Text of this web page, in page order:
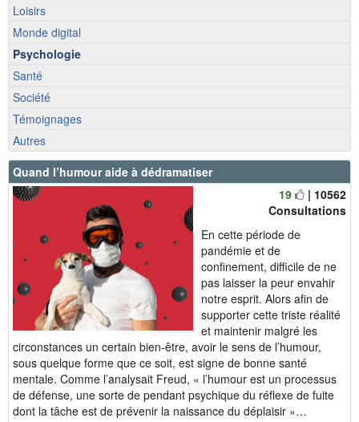
Loisirs
Monde digital
Psychologie
Santé
Société
Témoignages
Autres
Quand l’humour aide à dédramatiser
19
| 10562
Consultations
En cette période de
pandémie et de
confinement, difficile de ne
pas laisser la peur envahir
notre esprit. Alors afin de
supporter cette triste réalité
et maintenir malgré les
circonstances un certain bien-être, avoir le sens de l’humour,
sous quelque forme que ce soit, est signe de bonne santé
mentale. Comme l’analysait Freud, « l’humour est un processus
de défense, une sorte de pendant psychique du réflexe de fuite
dont la tâche est de prévenir la naissance du déplaisir »…